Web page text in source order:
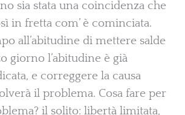
sia stata una coincidenza che
in fretta com’ è cominciata.
all’abitudine di mettere salde
giorno l’abitudine è già
e correggere la causa
il problema. Cosa fare per
il solito: libertà limitata,